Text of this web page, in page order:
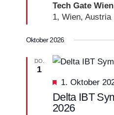
Tech Gate Wien
1, Wien, Austria
Oktober 2026
DO.
1
Empfohlen
1. Oktober
Delta IBT
2026